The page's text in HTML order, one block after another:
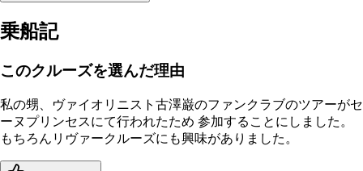
乗船記
このクルーズを選んだ理由
私の甥、ヴァイオリニスト古澤巌のファンクラブのツアーがセ
ーヌプリンセスにて行われたため 参加することにしました。
もちろんリヴァークルーズにも興味がありました。